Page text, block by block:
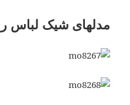
مدلهای شیک لباس